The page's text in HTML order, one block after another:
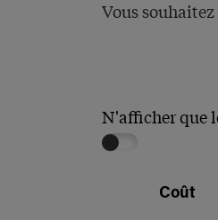
Vous
N'afficher que
Coût